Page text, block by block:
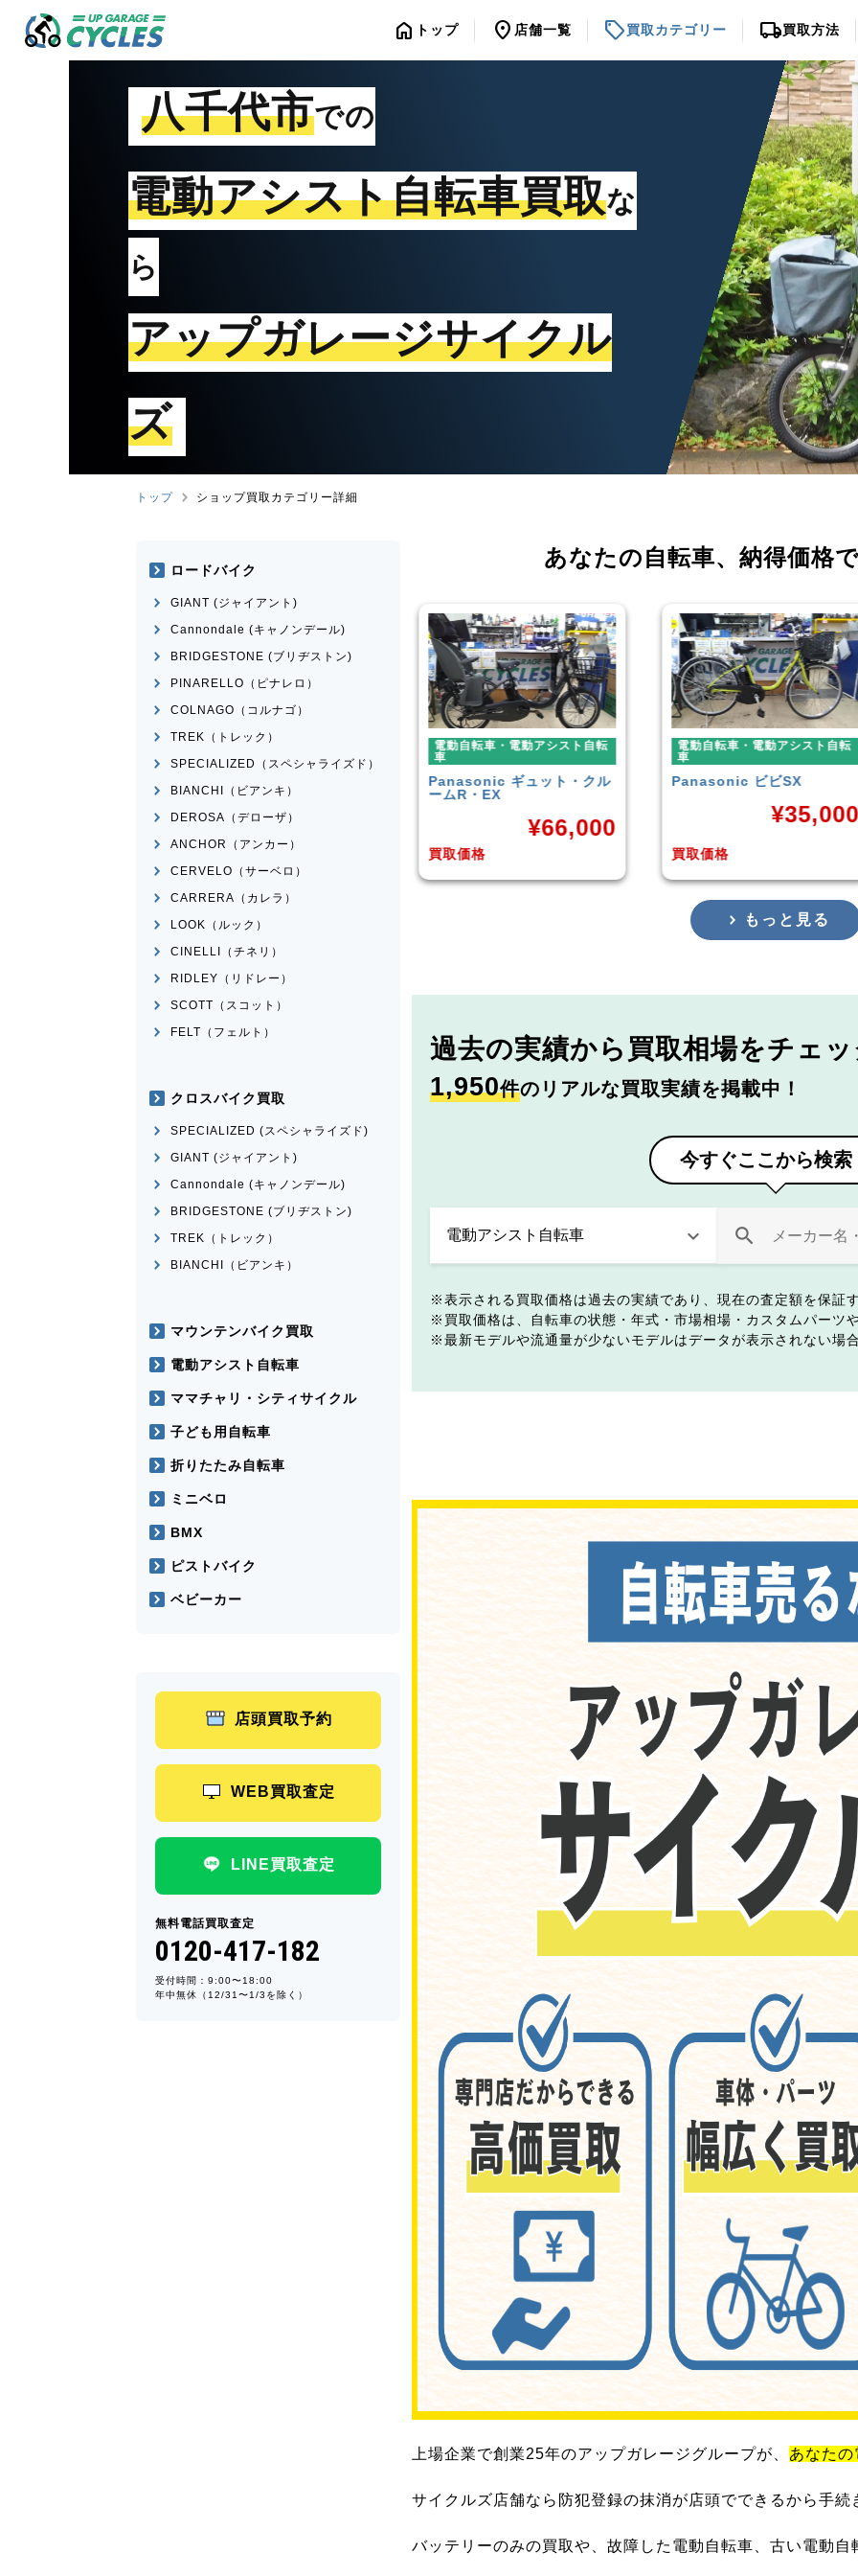
home トップ location_on 店舗一覧 sell買取カテゴリー local_shipping買取方法
八千代市での
電動アシスト自転車買取な
ら
アップガレージサイクル
ズ
トップ ショップ買取カテゴリー詳細
あなたの自転車、 納得価格
電動自転車・電動アシスト自転
車
ームR・EX
買取価格
¥
電動自転車・電動アシスト自転
車
PanasonicビビSX
買取価格
¥35,000
電動自転車・電動アシスト自転
車
YAMAHAPAS With
買取価格
¥
もっと見る
過去の実績から 買取相場をチェ
1,950件のリアルな買取実績を掲載中！
今すぐここから検索
表示される買取価格は過去の実績であり、現在の査定額を保証
買取価格は、自転車の状態・年式・市場相場・カスタムパーツ
最新モデルや流通量が少ないモデルはデータが表示されない場
上場企業で創業25年のアップガレージグループが、 あなた
サイクルズ店舗なら防犯登録の抹消が店頭でできるから手
バッテリーのみの買取や、故障した電動自転車、古い電動
ロードバイク
GIANT (ジャイアント)
Cannondale (キャノンデール)
BRIDGESTONE (ブリヂストン)
PINARELLO（ピナレロ）
COLNAGO（コルナゴ）
TREK（トレック）
SPECIALIZED（スペシャライズド）
BIANCHI（ビアンキ）
DEROSA（デローザ）
ANCHOR（アンカー）
CERVELO（サーベロ）
CARRERA（カレラ）
LOOK（ルック）
CINELLI（チネリ）
RIDLEY（リドレー）
SCOTT（スコット）
FELT（フェルト）
クロスバイク買取
SPECIALIZED (スペシャライズド)
GIANT (ジャイアント)
Cannondale (キャノンデール)
BRIDGESTONE (ブリヂストン)
TREK（トレック）
BIANCHI（ビアンキ）
マウンテンバイク買取
電動アシスト自転車
ママチャリ・シティサイクル
子ども用自転車
折りたたみ自転車
ミニベロ
BMX
ピストバイク
ベビーカー
店頭買取予約
WEB買取査定
LINE買取査定
無料電話買取査定
0120-417-182
受付時間：9:00〜18:00
年中無休（12/31〜1/3を除く）